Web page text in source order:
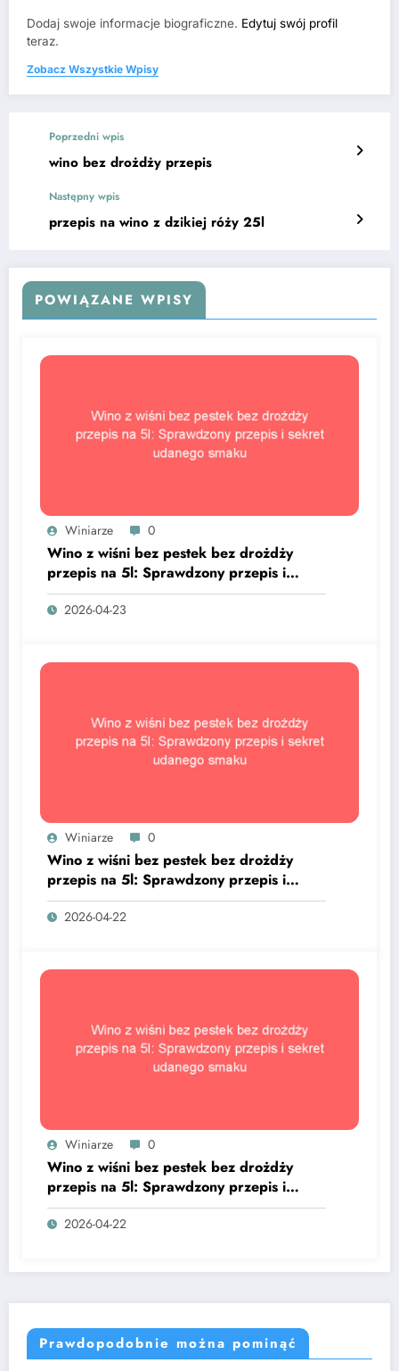
Dodaj swoje informacje biograficzne. Edytuj swój profil
teraz.
Zobacz Wszystkie Wpisy
Poprzedni wpis
wino bez drożdży przepis
Następny wpis
przepis na wino z dzikiej róży 25l
POWIĄZANE WPISY
Winiarze 0
Wino z wiśni bez pestek bez drożdży
przepis na 5l: Sprawdzony przepis i
sekret udanego smaku
2026-04-23
Winiarze 0
Wino z wiśni bez pestek bez drożdży
przepis na 5l: Sprawdzony przepis i
sekret udanego smaku
2026-04-22
Winiarze 0
Wino z wiśni bez pestek bez drożdży
przepis na 5l: Sprawdzony przepis i
sekret udanego smaku
2026-04-22
Prawdopodobnie można pominąć